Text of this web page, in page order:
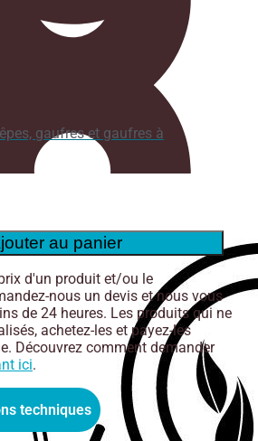
gaufres et gaufres à
au panier
d'un produit et/ou le
nous un devis et nous vous
de 24 heures. Les produits qui ne
achetez-les et payez-les
Découvrez comment demander
ici.
techniques